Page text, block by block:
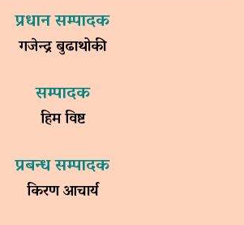
प्रधान सम्पादक
गजेन्द्र बुढाथोकी
सम्पादक
हिम विष्ट
प्रबन्ध सम्पादक
किरण आचार्य